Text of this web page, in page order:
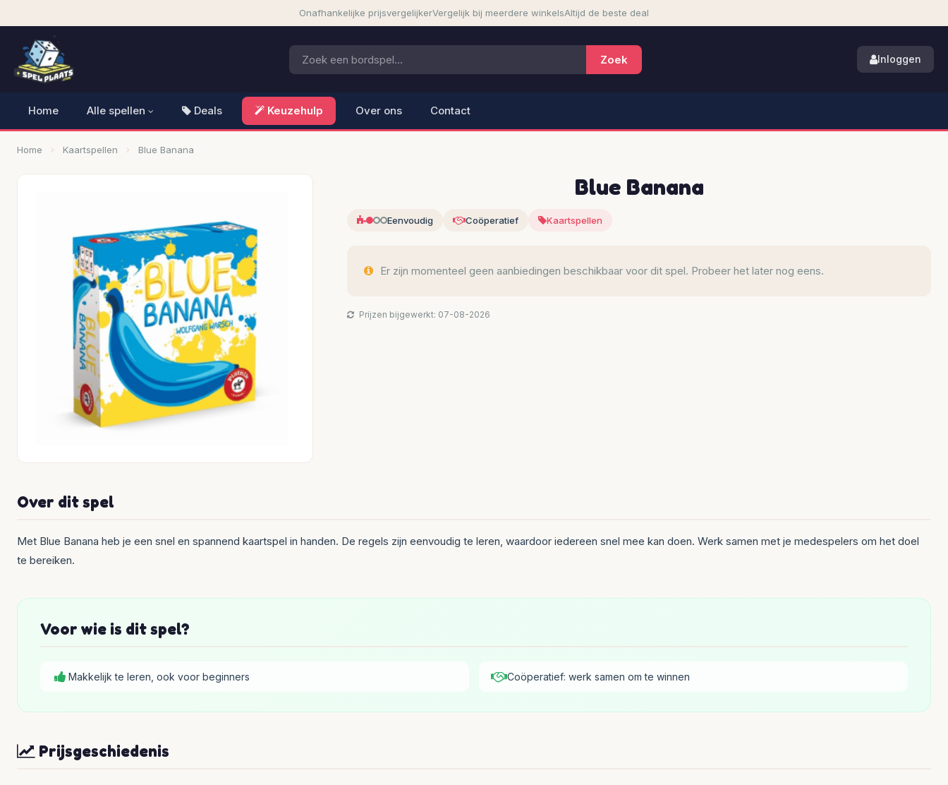
Onafhankelijke prijsvergelijkerVergelijk bij meerdere winkelsAltijd de beste deal
Inloggen
Home Alle spellen Deals Keuzehulp Over ons Contact
Home Kaartspellen Blue Banana
Blue Banana
Eenvoudig Coöperatief Kaartspellen
Er zijn momenteel geen aanbiedingen beschikbaar voor dit spel. Probeer het later nog eens.
Prijzen bijgewerkt: 07-08-2026
Over dit spel
Met Blue Banana heb je een snel en spannend kaartspel in handen. De regels zijn eenvoudig te leren, waardoor iedereen snel mee kan doen. Werk samen met je medespelers om het doel
te bereiken.
Voor wie is dit spel?
Makkelijk te leren, ook voor beginners Coöperatief: werk samen om te winnen
Prijsgeschiedenis